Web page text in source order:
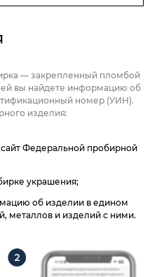
— закрепленный пломбой
вы найдете информацию об
номер (УИН).
изделия:
Федеральной пробирной
украшения;
об изделии в едином
металлов и изделий с ними.